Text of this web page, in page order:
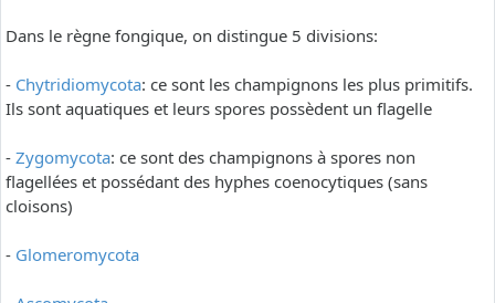
Dans le règne fongique, on distingue 5 divisions:
- Chytridiomycota: ce sont les champignons les plus primitifs.
Ils sont aquatiques et leurs spores possèdent un flagelle
- Zygomycota: ce sont des champignons à spores non
flagellées et possédant des hyphes coenocytiques (sans
cloisons)
- Glomeromycota